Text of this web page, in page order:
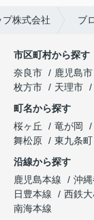
株式会社 ブ
市区町村から探す
奈良市
鹿児島市
枚方市
天理市
町名から探す
桜ヶ丘
竜が岡
舞松原
東九条町
沿線から探す
鹿児島本線
沖
日豊本線
西鉄
南海本線